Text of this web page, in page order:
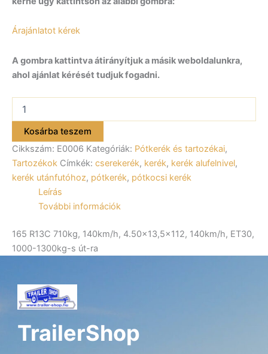
Árajánlatot kérek
A gombra kattintva átirányítjuk a másik weboldalunkra,
ahol ajánlat kérését tudjuk fogadni.
165
R13C
710kg,
140km/h,
4.50×13,5×112,
140km/h,
1300kg-
út-
ra
mennyiség
Kosárba teszem
Cikkszám: E0006 Kategóriák: Pótkerék és tartozékai,
Tartozékok Címkék: cserekerék, kerék, kerék alufelnivel,
kerék utánfutóhoz, pótkerék, pótkocsi kerék
Leírás
További információk
165 R13C 710kg, 140km/h, 4.50×13,5×112, 140km/h, ET30,
1000-1300kg-s út-ra
TrailerShop